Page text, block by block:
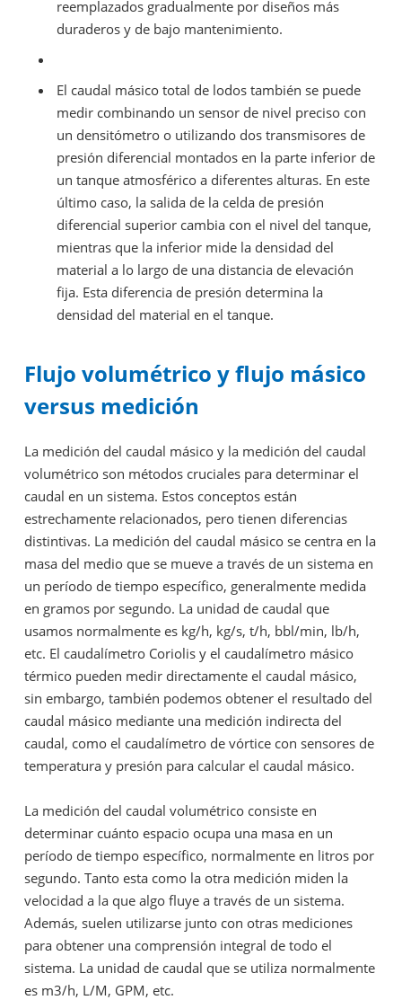
reemplazados gradualmente por diseños más
duraderos y de bajo mantenimiento.
El caudal másico total de lodos también se puede
medir combinando un sensor de nivel preciso con
un densitómetro o utilizando dos transmisores de
presión diferencial montados en la parte inferior de
un tanque atmosférico a diferentes alturas. En este
último caso, la salida de la celda de presión
diferencial superior cambia con el nivel del tanque,
mientras que la inferior mide la densidad del
material a lo largo de una distancia de elevación
fija. Esta diferencia de presión determina la
densidad del material en el tanque.
Flujo volumétrico y flujo másico
versus medición
La medición del caudal másico y la medición del caudal
volumétrico son métodos cruciales para determinar el
caudal en un sistema. Estos conceptos están
estrechamente relacionados, pero tienen diferencias
distintivas. La medición del caudal másico se centra en la
masa del medio que se mueve a través de un sistema en
un período de tiempo específico, generalmente medida
en gramos por segundo. La unidad de caudal que
usamos normalmente es kg/h, kg/s, t/h, bbl/min, lb/h,
etc. El caudalímetro Coriolis y el caudalímetro másico
térmico pueden medir directamente el caudal másico,
sin embargo, también podemos obtener el resultado del
caudal másico mediante una medición indirecta del
caudal, como el caudalímetro de vórtice con sensores de
temperatura y presión para calcular el caudal másico.
La medición del caudal volumétrico consiste en
determinar cuánto espacio ocupa una masa en un
período de tiempo específico, normalmente en litros por
segundo. Tanto esta como la otra medición miden la
velocidad a la que algo fluye a través de un sistema.
Además, suelen utilizarse junto con otras mediciones
para obtener una comprensión integral de todo el
sistema. La unidad de caudal que se utiliza normalmente
es m3/h, L/M, GPM, etc.